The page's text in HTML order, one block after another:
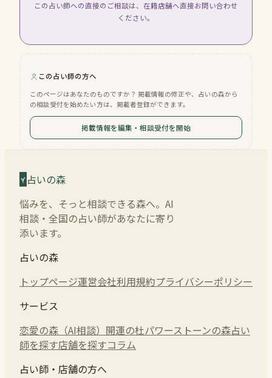
この占い師への直接のご相談は、在籍店舗へ直接お問い合わせ
ください。
この占い師の方へ
このページはあなたのものですか？ 掲載情報の修正や、占いの森から
の相談受付を始めたい方は、掲載者登録ができます。
掲載情報を編集・相談受付を開始
占いの森
悩みを、そっと相談できる森へ。AI
相談・全国の占い師があなたに寄り
添います。
占いの森
トップページ運営会社利用規約プライバシーポリシー
サービス
恋愛の森（AI相談） 開運の杜パワーストーンの森占い
師を探す店舗を探すコラム
占い師・店舗の方へ